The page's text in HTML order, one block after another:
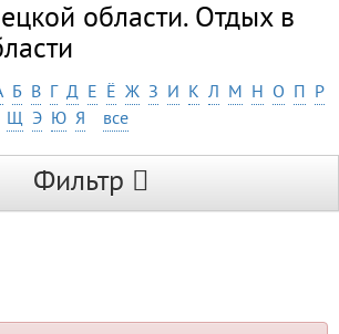
области. Отдых в
Б В Г Д Е Ё Ж З И К Л М Н О П Р
Щ Э Ю Я все
Фильтр